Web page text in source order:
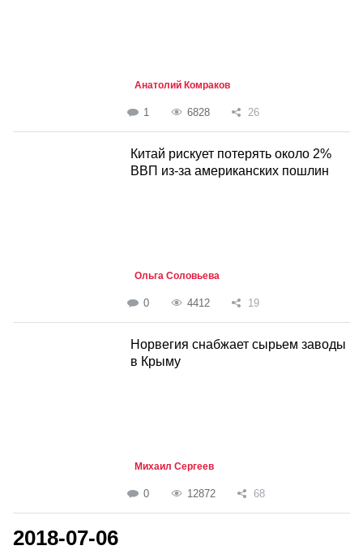
Анатолий Комраков
1 6828 26
Китай рискует потерять около 2%
ВВП из-за американских пошлин
Ольга Соловьева
0 4412 19
Норвегия снабжает сырьем заводы
в Крыму
Михаил Сергеев
0 12872 68
2018-07-06